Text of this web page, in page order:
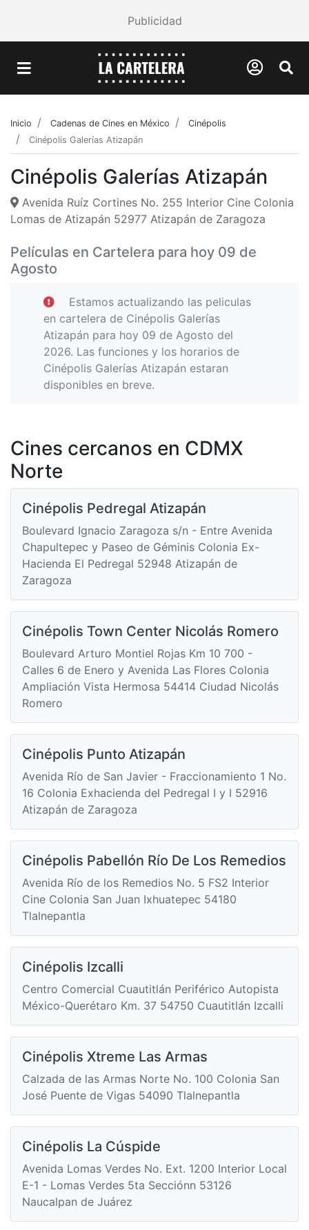
Publicidad
Inicio Cadenas de Cines en México
Cinépolis
Cinépolis Galerías Atizapán
Cinépolis Galerías Atizapán
Avenida Ruíz Cortines No. 255 Interior Cine Colonia
Lomas de Atizapán 52977 Atizapán de Zaragoza
Películas en Cartelera para hoy 09 de
Agosto
Estamos actualizando las peliculas
en cartelera de Cinépolis Galerías
Atizapán para hoy 09 de Agosto del
2026. Las funciones y los horarios de
Cinépolis Galerías Atizapán estaran
disponibles en breve.
Cines cercanos en CDMX
Norte
Cinépolis Pedregal Atizapán
Boulevard Ignacio Zaragoza s/n - Entre Avenida
Chapultepec y Paseo de Géminis Colonia Ex-
Hacienda El Pedregal 52948 Atizapán de
Zaragoza
Cinépolis Town Center Nicolás Romero
Boulevard Arturo Montiel Rojas Km 10 700 -
Calles 6 de Enero y Avenida Las Flores Colonia
Ampliación Vista Hermosa 54414 Ciudad Nicolás
Romero
Cinépolis Punto Atizapán
Avenida Río de San Javier - Fraccionamiento 1 No.
16 Colonia Exhacienda del Pedregal I y I 52916
Atizapán de Zaragoza
Cinépolis Pabellón Río De Los Remedios
Avenida Río de los Remedios No. 5 FS2 Interior
Cine Colonia San Juan Ixhuatepec 54180
Tlalnepantla
Cinépolis Izcalli
Centro Comercial Cuautitlán Periférico Autopista
México-Querétaro Km. 37 54750 Cuautitlán Izcalli
Cinépolis Xtreme Las Armas
Calzada de las Armas Norte No. 100 Colonia San
José Puente de Vigas 54090 Tlalnepantla
Cinépolis La Cúspide
Avenida Lomas Verdes No. Ext. 1200 Interior Local
E-1 - Lomas Verdes 5ta Secciónn 53126
Naucalpan de Juárez